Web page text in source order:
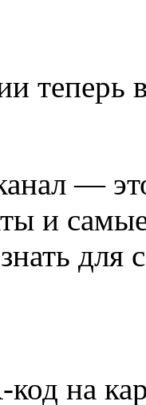
—
и
на